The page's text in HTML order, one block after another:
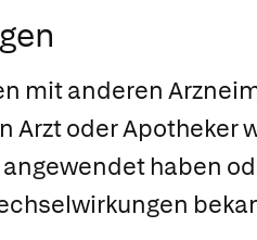
mit anderen
Arzt oder
haben